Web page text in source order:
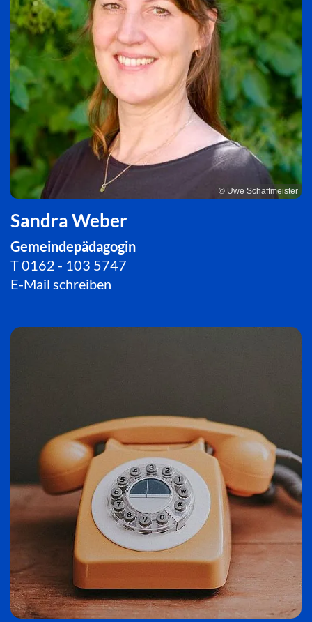
© Uwe Schaffmeister
Sandra Weber
Gemeindepädagogin
T0162 - 103 5747
E-Mail schreiben